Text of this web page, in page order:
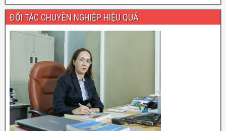
ĐỐI TÁC CHUYÊN NGHIỆP HIỆU QUẢ